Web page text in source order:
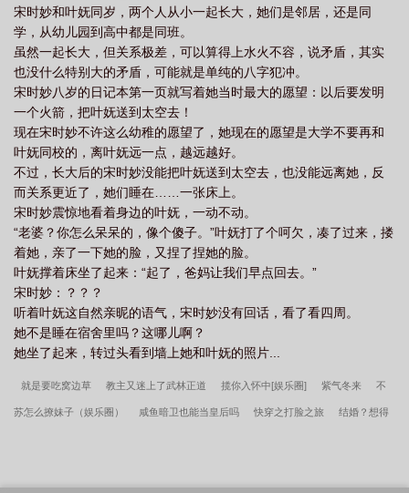
宋时妙和叶妩同岁，两个人从小一起长大，她们是邻居，还是同
学，从幼儿园到高中都是同班。
虽然一起长大，但关系极差，可以算得上水火不容，说矛盾，其实
也没什么特别大的矛盾，可能就是单纯的八字犯冲。
宋时妙八岁的日记本第一页就写着她当时最大的愿望：以后要发明
一个火箭，把叶妩送到太空去！
现在宋时妙不许这么幼稚的愿望了，她现在的愿望是大学不要再和
叶妩同校的，离叶妩远一点，越远越好。
不过，长大后的宋时妙没能把叶妩送到太空去，也没能远离她，反
而关系更近了，她们睡在……一张床上。
宋时妙震惊地看着身边的叶妩，一动不动。
“老婆？你怎么呆呆的，像个傻子。”叶妩打了个呵欠，凑了过来，搂
着她，亲了一下她的脸，又捏了捏她的脸。
叶妩撑着床坐了起来：“起了，爸妈让我们早点回去。”
宋时妙：？？？
听着叶妩这自然亲昵的语气，宋时妙没有回话，看了看四周。
她不是睡在宿舍里吗？这哪儿啊？
她坐了起来，转过头看到墙上她和叶妩的照片...
就是要吃窝边草 教主又迷上了武林正道 揽你入怀中[娱乐圈] 紫气冬来 不
苏怎么撩妹子（娱乐圈） 咸鱼暗卫也能当皇后吗 快穿之打脸之旅 结婚？想得